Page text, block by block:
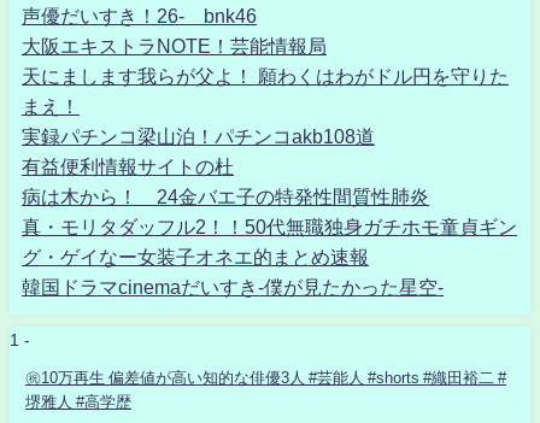
声優だいすき！26- bnk46
大阪エキストラNOTE！芸能情報局
天にまします我らが父よ！ 願わくはわがドル円を守りた
まえ！
実録パチンコ梁山泊！パチンコakb108道
有益便利情報サイトの杜
病は木から！ 24金バエ子の特発性間質性肺炎
真・モリタダッフル2！！50代無職独身ガチホモ童貞ギン
グ・ゲイなー女装子オネエ的まとめ速報
韓国ドラマcinemaだいすき-僕が見たかった星空-
1 -
㊗️10万再生 偏差値が高い知的な俳優3人 #芸能人 #shorts #織田裕二 #
堺雅人 #高学歴